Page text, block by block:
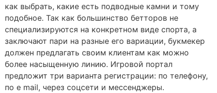
как выбрать, какие есть подводные камни и тому
подобное. Так как большинство бетторов не
специализируются на конкретном виде спорта, а
заключают пари на разные его вариации, букмекер
должен предлагать своим клиентам как можно
более насыщенную линию. Игровой портал
предложит три варианта регистрации: по телефону,
по e mail, через соцсети и мессенджеры.